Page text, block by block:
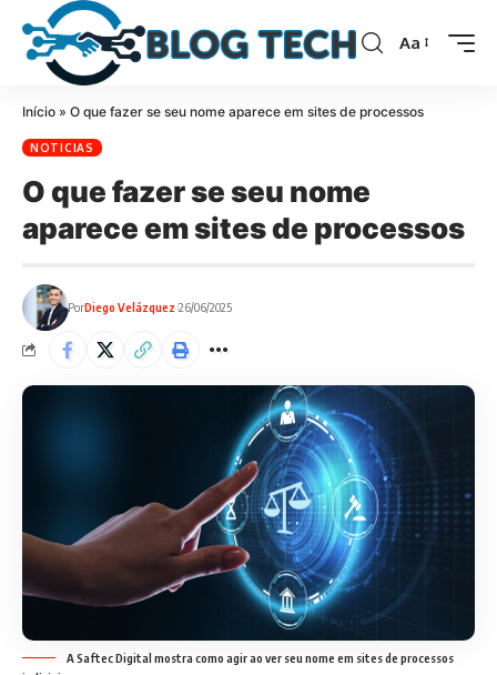
Aa
Início » O que fazer se seu nome aparece em sites de processos
NOTICIAS
O que fazer se seu nome
aparece em sites de processos
PorDiego Velázquez 26/06/2025
A Saftec Digital mostra como agir ao ver seu nome em sites de processos